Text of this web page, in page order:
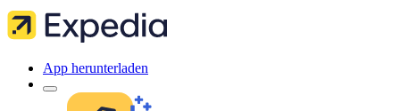
App herunterladen